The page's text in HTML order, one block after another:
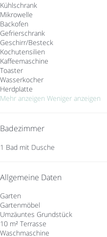
Kühlschrank
Mikrowelle
Backofen
Gefrierschrank
Geschirr/Besteck
Kochutensilien
Kaffeemaschine
Toaster
Wasserkocher
Herdplatte
Mehr anzeigen Weniger anzeigen
Badezimmer
1 Bad mit Dusche
Allgemeine Daten
Garten
Gartenmöbel
Umzäuntes Grundstück
10 m² Terrasse
Waschmaschine